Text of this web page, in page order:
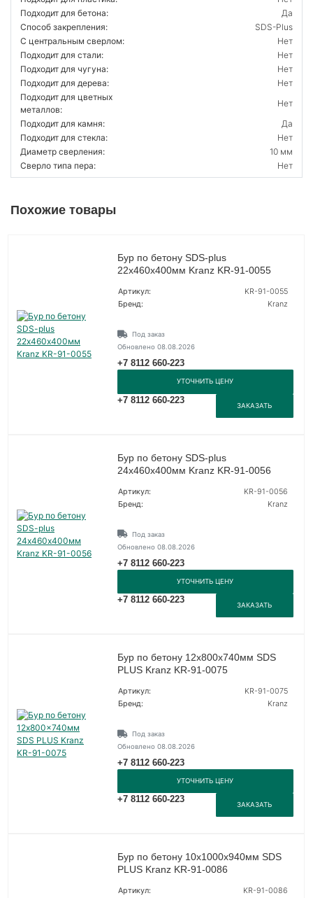
Подходит для бетона:
Да
Способ закрепления:
SDS-Plus
С центральным сверлом:
Нет
Подходит для стали:
Нет
Подходит для чугуна:
Нет
Подходит для дерева:
Нет
Подходит для цветных
металлов:
Нет
Подходит для камня:
Да
Подходит для стекла:
Нет
Диаметр сверления:
10 мм
Сверло типа пера:
Нет
Похожие товары
Бур по бетону SDS-plus
22х460х400мм Kranz KR-91-0055
Артикул:
KR-91-0055
Бренд:
Kranz
Под заказ
Обновлено 08.08.2026
+7 8112 660-223
УТОЧНИТЬ ЦЕНУ
+7 8112 660-223
ЗАКАЗАТЬ
Бур по бетону SDS-plus
24х460х400мм Kranz KR-91-0056
Артикул:
KR-91-0056
Бренд:
Kranz
Под заказ
Обновлено 08.08.2026
+7 8112 660-223
УТОЧНИТЬ ЦЕНУ
+7 8112 660-223
ЗАКАЗАТЬ
Бур по бетону 12x800x740мм SDS
PLUS Kranz KR-91-0075
Артикул:
KR-91-0075
Бренд:
Kranz
Под заказ
Обновлено 08.08.2026
+7 8112 660-223
УТОЧНИТЬ ЦЕНУ
+7 8112 660-223
ЗАКАЗАТЬ
Бур по бетону 10x1000x940мм SDS
PLUS Kranz KR-91-0086
Артикул:
KR-91-0086